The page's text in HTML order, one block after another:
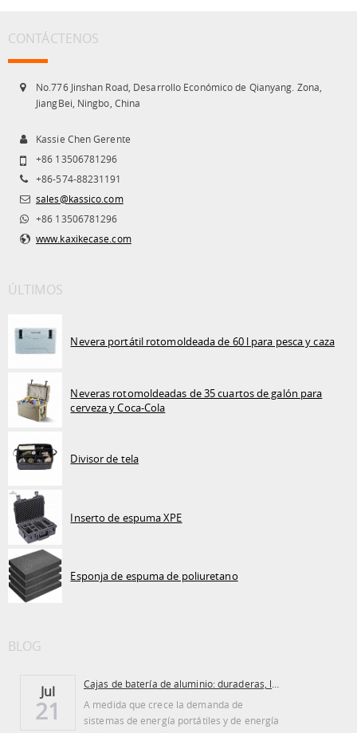
CONTÁCTENOS
No.776 Jinshan Road, Desarrollo Económico de Qianyang. Zona,
JiangBei, Ningbo, China
Kassie Chen Gerente
+86 13506781296
+86-574-88231191
sales@kassico.com
+86 13506781296
www.kaxikecase.com
ÚLTIMOS
Nevera portátil rotomoldeada de 60 l para pesca y caza
Neveras rotomoldeadas de 35 cuartos de galón para
cerveza y Coca-Cola
Divisor de tela
Inserto de espuma XPE
Esponja de espuma de poliuretano
BLOG
Jul
21
Cajas de batería de aluminio: duraderas, ligeras...
A medida que crece la demanda de
sistemas de energía portátiles y de energía